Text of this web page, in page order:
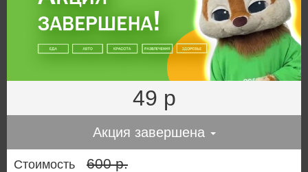
49 р
Акция завершена
Стоимость 600 р.